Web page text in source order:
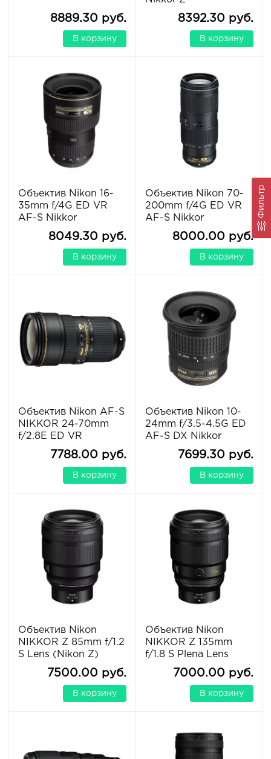
Фильтр
8889.30 руб.
В корзину
8392.30 руб.
В корзину
Объектив Nikon 16-
35mm f/4G ED VR
AF-S Nikkor
8049.30 руб.
В корзину
Объектив Nikon 70-
200mm f/4G ED VR
AF-S Nikkor
8000.00 руб.
В корзину
Объектив Nikon AF-S
NIKKOR 24-70mm
f/2.8E ED VR
7788.00 руб.
В корзину
Объектив Nikon 10-
24mm f/3.5-4.5G ED
AF-S DX Nikkor
7699.30 руб.
В корзину
Объектив Nikon
NIKKOR Z 85mm f/1.2
S Lens (Nikon Z)
7500.00 руб.
В корзину
Объектив Nikon
NIKKOR Z 135mm
f/1.8 S Plena Lens
7000.00 руб.
В корзину